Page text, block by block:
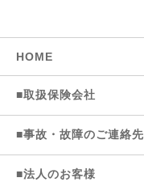
HOME
■取扱保険会社
■事故・故障のご連絡先
■法人のお客様